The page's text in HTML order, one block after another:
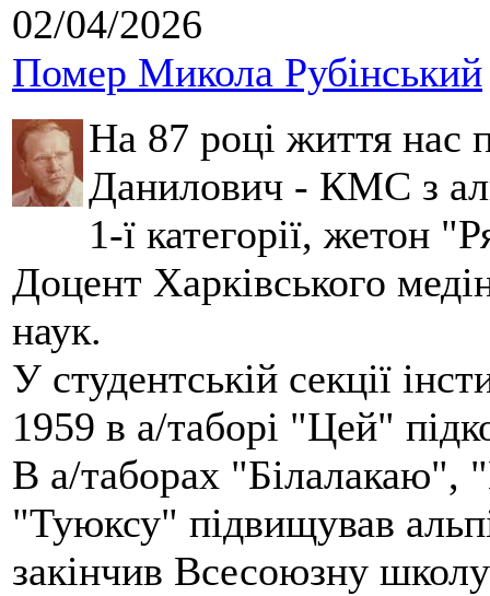
02/04/2026
Помер Микола Рубінський
На 87 році життя нас
Данилович - КМС з
1-ї категорії, жетон
Доцент Харківського
наук.
У студентській секції
1959 в а/таборі "Цей"
В а/таборах "Білалакаю",
"Туюксу" підвищував
закінчив Всесоюзну